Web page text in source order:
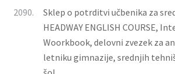
2090.
Sklep o potrditvi učbenika za
HEADWAY ENGLISH COURSE,
Woorkbook, delovni zvezek za
letniku gimnazije, srednjih